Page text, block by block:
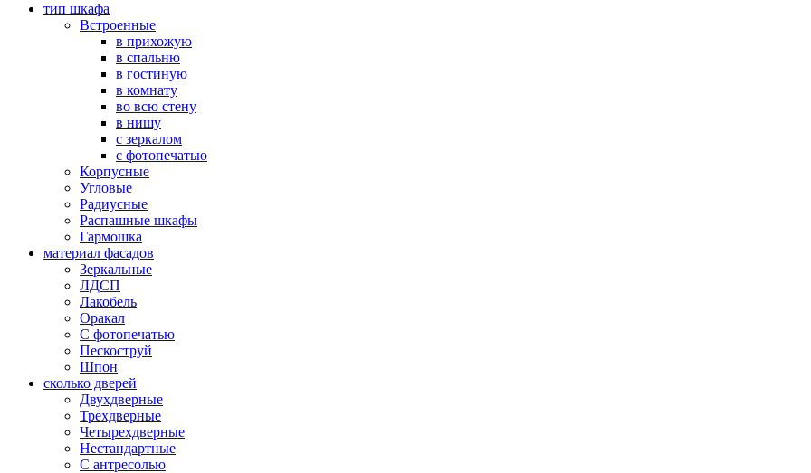
тип шкафа
Встроенные
в прихожую
в спальню
в гостиную
в комнату
во всю стену
в нишу
с зеркалом
с фотопечатью
Корпусные
Угловые
Радиусные
Распашные шкафы
Гармошка
материал фасадов
Зеркальные
ЛДСП
Лакобель
Оракал
С фотопечатью
Пескоструй
Шпон
сколько дверей
Двухдверные
Трехдверные
Четырехдверные
Нестандартные
С антресолью